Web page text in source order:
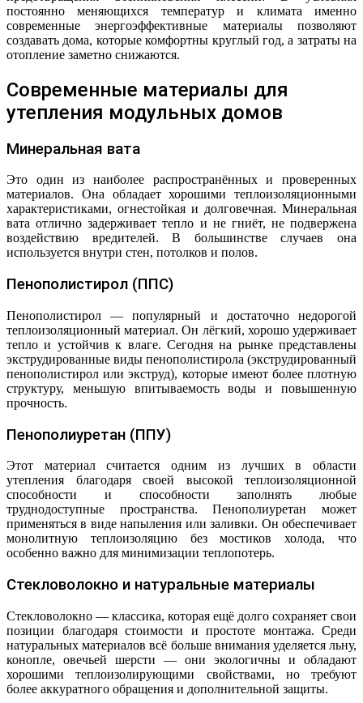
постоянно меняющихся температур и климата именно
современные энергоэффективные материалы позволяют
создавать дома, которые комфортны круглый год, а затраты на
отопление заметно снижаются.
Современные материалы для
утепления модульных домов
Минеральная вата
Это один из наиболее распространённых и проверенных
материалов. Она обладает хорошими теплоизоляционными
характеристиками, огнестойкая и долговечная. Минеральная
вата отлично задерживает тепло и не гниёт, не подвержена
воздействию вредителей. В большинстве случаев она
используется внутри стен, потолков и полов.
Пенополистирол (ППС)
Пенополистирол — популярный и достаточно недорогой
теплоизоляционный материал. Он лёгкий, хорошо удерживает
тепло и устойчив к влаге. Сегодня на рынке представлены
экструдированные виды пенополистирола (экструдированный
пенополистирол или экструд), которые имеют более плотную
структуру, меньшую впитываемость воды и повышенную
прочность.
Пенополиуретан (ППУ)
Этот материал считается одним из лучших в области
утепления благодаря своей высокой теплоизоляционной
способности и способности заполнять любые
труднодоступные пространства. Пенополиуретан может
применяться в виде напыления или заливки. Он обеспечивает
монолитную теплоизоляцию без мостиков холода, что
особенно важно для минимизации теплопотерь.
Стекловолокно и натуральные материалы
Стекловолокно — классика, которая ещё долго сохраняет свои
позиции благодаря стоимости и простоте монтажа. Среди
натуральных материалов всё больше внимания уделяется льну,
конопле, овечьей шерсти — они экологичны и обладают
хорошими теплоизолирующими свойствами, но требуют
более аккуратного обращения и дополнительной защиты.